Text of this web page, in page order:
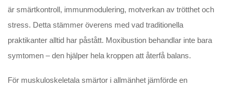
är smärtkontroll, immunmodulering, motverkan av trötthet och
stress. Detta stämmer överens med vad traditionella
praktikanter alltid har påstått. Moxibustion behandlar inte bara
symtomen – den hjälper hela kroppen att återfå balans.
För muskuloskeletala smärtor i allmänhet jämförde en